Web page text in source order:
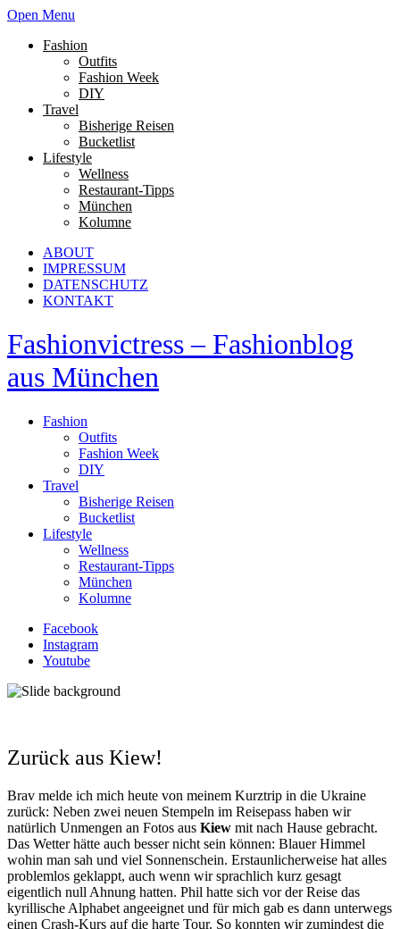
Open Menu
Fashion
Outfits
Fashion Week
DIY
Travel
Bisherige Reisen
Bucketlist
Lifestyle
Wellness
Restaurant-Tipps
München
Kolumne
ABOUT
IMPRESSUM
DATENSCHUTZ
KONTAKT
Fashionvictress – Fashionblog
aus München
Fashion
Outfits
Fashion Week
DIY
Travel
Bisherige Reisen
Bucketlist
Lifestyle
Wellness
Restaurant-Tipps
München
Kolumne
Facebook
Instagram
Youtube
Zurück aus Kiew!
Brav melde ich mich heute von meinem Kurztrip in die Ukraine
zurück: Neben zwei neuen Stempeln im Reisepass haben wir
natürlich Unmengen an Fotos aus Kiew mit nach Hause gebracht.
Das Wetter hätte auch besser nicht sein können: Blauer Himmel
wohin man sah und viel Sonnenschein. Erstaunlicherweise hat alles
problemlos geklappt, auch wenn wir sprachlich kurz gesagt
eigentlich null Ahnung hatten. Phil hatte sich vor der Reise das
kyrillische Alphabet angeeignet und für mich gab es dann unterwegs
einen Crash-Kurs auf die harte Tour. So konnten wir zumindest die